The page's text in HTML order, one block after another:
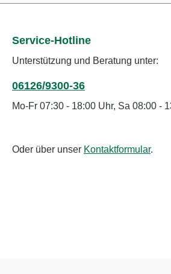
Service-Hotline
Unterstützung und Beratung unter:
06126/9300-36
Mo-Fr 07:30 - 18:00 Uhr, Sa 08:00 -
Oder über unser Kontaktformular.